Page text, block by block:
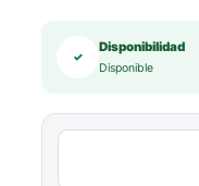
✓
Disponibilidad
Disponible